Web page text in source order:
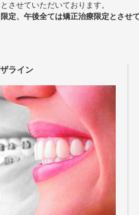
させていただいております。
定、午後全ては矯正治療限定とさせて
ライン